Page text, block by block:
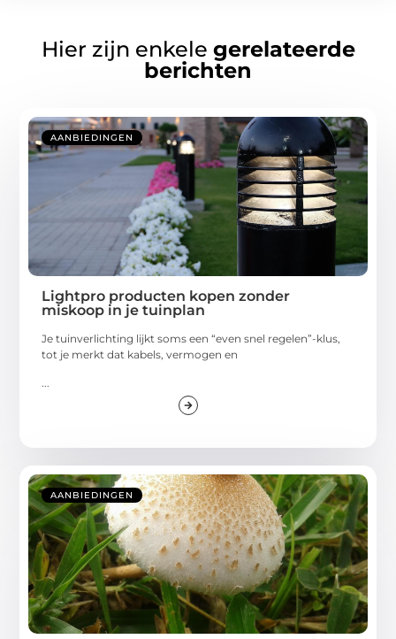
Hier zijn enkele gerelateerde
berichten
AANBIEDINGEN
Lightpro producten kopen zonder
miskoop in je tuinplan
Je tuinverlichting lijkt soms een “even snel regelen”-klus,
tot je merkt dat kabels, vermogen en
...
AANBIEDINGEN